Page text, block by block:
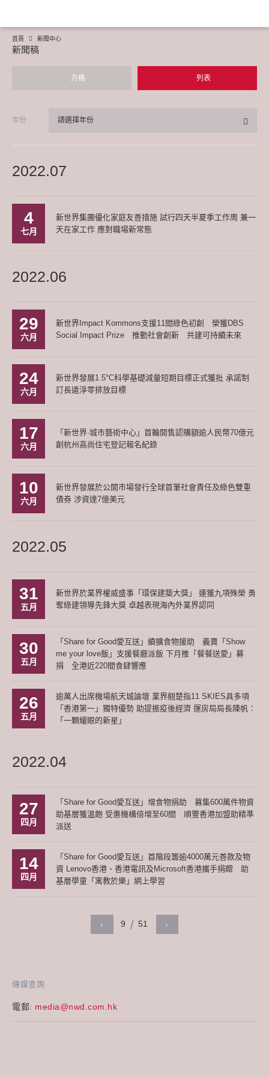
首頁 新聞中心
新聞稿
傳媒查詢
電郵: media@nwd.com.hk
方格 列表
年份 請選擇年份
2022.07
4
七月
新世界集團優化家庭友善措施 試行四天半夏季工作周 兼一
天在家工作 應對職場新常態
2022.06
29
六月
新世界Impact Kommons支援11間綠色初創 榮獲DBS
Social Impact Prize 推動社會創新 共建可持續未來
24
六月
新世界發展1.5°C科學基礎減量短期目標正式獲批 承諾制
訂長遠淨零排放目標
17
六月
「新世界·城市藝術中⼼」⾸輪開售認購額逾⼈⺠幣70億元
創杭州⾼尚住宅登記報名紀錄
10
六月
新世界發展於公開市場發行全球首筆社會責任及綠色雙重
債券 涉資達7億美元
2022.05
31
五月
新世界於業界權威盛事「環保建築大獎」 連獲九項殊榮 勇
奪綠建領導先鋒大獎 卓越表現海內外業界認同
30
五月
「Share for Good愛互送」續擴食物援助 義賣「Show
me your love飯」支援餐廳派飯 下月推「餐餐送愛」募
捐 全港近220間食肆響應
26
五月
逾萬人出席機場航天城論壇 業界翹楚指11 SKIES具多項
「香港第一」獨特優勢 助提振疫後經濟 運房局局長陳帆：
「一顆耀眼的新星」
2022.04
27
四月
「Share for Good愛互送」增食物捐助 募集600萬件物資
助基層獲溫飽 受惠機構倍增至60間 順豐香港加盟助精準
派送
14
四月
「Share for Good愛互送」首階段籌逾4000萬元善款及物
資 Lenovo香港、香港電訊及Microsoft香港攜手捐贈 助
基層學童「寓教於樂」網上學習
‹ 9 51 ›